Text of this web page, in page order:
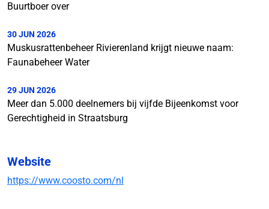
Buurtboer over
30 JUN 2026
Muskusrattenbeheer Rivierenland krijgt nieuwe naam:
Faunabeheer Water
29 JUN 2026
Meer dan 5.000 deelnemers bij vijfde Bijeenkomst voor
Gerechtigheid in Straatsburg
Website
https://www.coosto.com/nl